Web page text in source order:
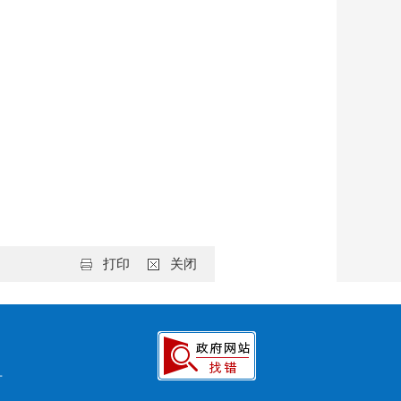
关闭
打印